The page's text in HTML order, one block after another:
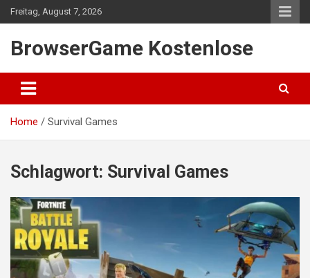
Skip
to
Freitag, August 7, 2026
BrowserGame Kostenlose
Home Survival Games
Schlagwort: Survival Games